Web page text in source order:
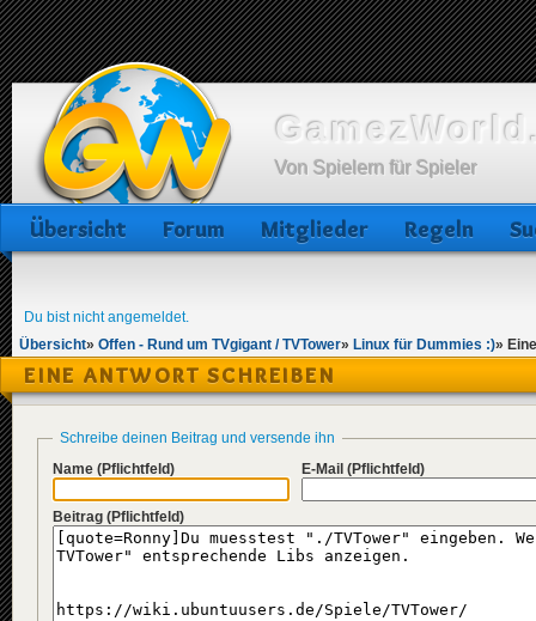
Von Spielern für Spieler
Übersicht Forum Mitglieder Regeln
Du bist nicht angemeldet.
Übersicht» Offen - Rund um TVgigant / TVTower» Linux für Dummies :)»
EINE ANTWORT SCHREIBEN
Schreibe deinen Beitrag und versende ihn
Name (Pflichtfeld) E-Mail (Pflichtfeld)
Beitrag (Pflichtfeld)